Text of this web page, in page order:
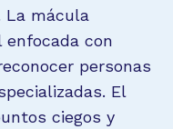
La mácula
enfocada con
personas
El
ciegos y